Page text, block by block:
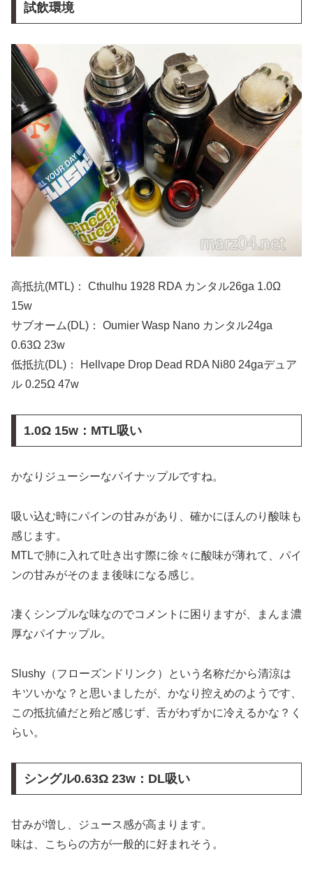
試飲環境
高抵抗(MTL)： Cthulhu 1928 RDA カンタル26ga 1.0Ω
15w
サブオーム(DL)： Oumier Wasp Nano カンタル24ga
0.63Ω 23w
低抵抗(DL)： Hellvape Drop Dead RDA Ni80 24gaデュア
ル 0.25Ω 47w
1.0Ω 15w：MTL吸い
かなりジューシーなパイナップルですね。
吸い込む時にパインの甘みがあり、確かにほんのり酸味も
感じます。
MTLで肺に入れて吐き出す際に徐々に酸味が薄れて、パイ
ンの甘みがそのまま後味になる感じ。
凄くシンプルな味なのでコメントに困りますが、まんま濃
厚なパイナップル。
Slushy（フローズンドリンク）という名称だから清涼は
キツいかな？と思いましたが、かなり控えめのようです、
この抵抗値だと殆ど感じず、舌がわずかに冷えるかな？く
らい。
シングル0.63Ω 23w：DL吸い
甘みが増し、ジュース感が高まります。
味は、こちらの方が一般的に好まれそう。